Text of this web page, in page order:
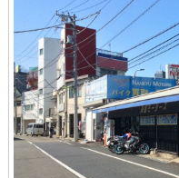
カスタム
たり、整
円／1台
■モデル
◎未経験/
円+イン
◎経験者/